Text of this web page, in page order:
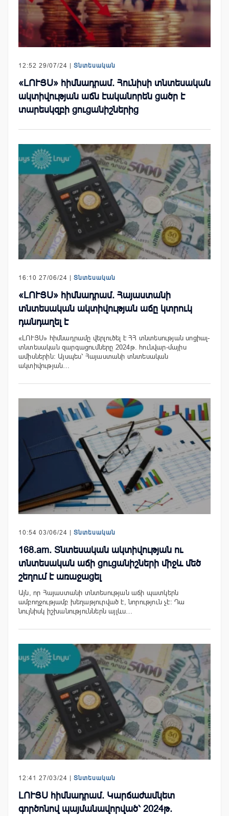
12:52 29/07/24 | Տնտեսական
«ԼՈՒՅՍ» հիմնադրամ. Հունիսի տնտեսական
ակտիվության աճն էականորեն ցածր է
տարեսկզբի ցուցանիշներից
16:10 27/06/24 | Տնտեսական
«ԼՈՒՅՍ» հիմնադրամ. Հայաստանի
տնտեսական ակտիվության աճը կտրուկ
դանդաղել է
«ԼՈՒՅՍ» հիմնադրամը վերլուծել է ՀՀ տնտեսության սոցիալ-
տնտեսական զարգացումները 2024թ. հունվար-մայիս
ամիսներին։ Այսպես՝ Հայաստանի տնտեսական
ակտիվության…
10:54 03/06/24 | Տնտեսական
168.am. Տնտեսական ակտիվության ու
տնտեսական աճի ցուցանիշների միջև մեծ
շեղում է առաջացել
Այն, որ Հայաստանի տնտեսության աճի պատկերն
ամբողջությամբ խեղաթյուրված է, նորություն չէ։ Դա
նույնիսկ իշխանություններն այլևս…
12:41 27/03/24 | Տնտեսական
ԼՈՒՅՍ հիմնադրամ. Կարճաժամկետ
գործոնով պայմանավորված՝ 2024թ.